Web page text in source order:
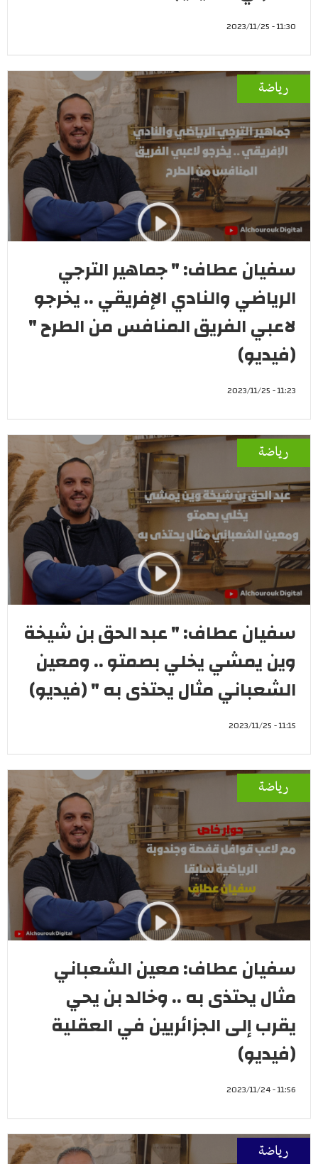
11:30 - 2023/11/25
رياضة
سفيان عطاف: " جماهير الترجي
الرياضي والنادي الإفريقي .. يخرجو
لاعبي الفريق المنافس من الطرح "
(فيديو)
11:23 - 2023/11/25
رياضة
سفيان عطاف: " عبد الحق بن شيخة
وين يمشي يخلي بصمتو .. ومعين
الشعباني مثال يحتذى به " (فيديو)
11:15 - 2023/11/25
رياضة
سفيان عطاف: معين الشعباني
مثال يحتذى به .. وخالد بن يحي
يقرب إلى الجزائريين في العقلية
(فيديو)
11:56 - 2023/11/24
رياضة